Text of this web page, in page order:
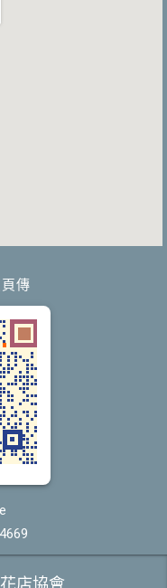
傳
店協會